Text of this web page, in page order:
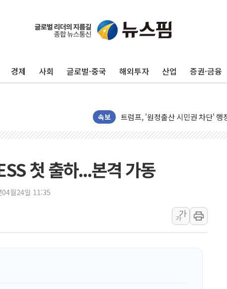
경제 사회 글로벌·중국 해외투자 산업 증권·금융
속보
카드사 고객 유입 창구 된 '트래
트럼프, 폴리실리콘·태양광에
[채권/외환] 국제유가 급등에 미
트럼프 "이란전 조만간 끝날 것"…
현대리바트, 원가 개선으로 실적
세금 부담 커진 고가 1주택자…
[금/유가] 이란의 호르무즈 해협
뉴욕증시, 유가·금리 부담에 하
이란, 오만과 호르무즈 해협 재
[민주 당권주자 일정] 송영길·정
李대통령, 오늘 오후 2시 부동산
[오늘의 정치일정] 8월 7일(금)
[오늘의 국회일정] 상임위·세미
이란, 美·이스라엘 선박 호르무
첫 출하...본격 가동
04월24일 11:35
가
가